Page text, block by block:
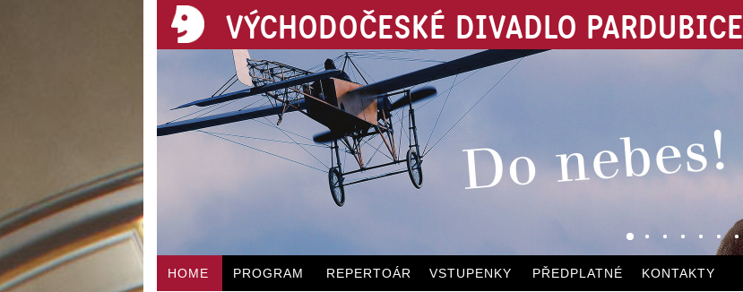
VÝCHODOČESKÉ DIVADLO PARDUBICE
HOME PROGRAM REPERTOÁR VSTUPENKY PŘEDPLATNÉ KONTAKTY